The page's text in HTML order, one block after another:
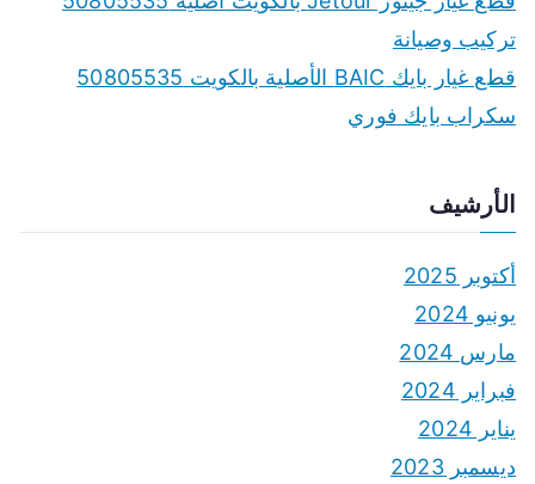
تركيب وصيانة
قطع غيار بايك BAIC الأصلية بالكويت 50805535
سكراب بايك فوري
الأرشيف
أكتوبر 2025
يونيو 2024
مارس 2024
فبراير 2024
يناير 2024
ديسمبر 2023